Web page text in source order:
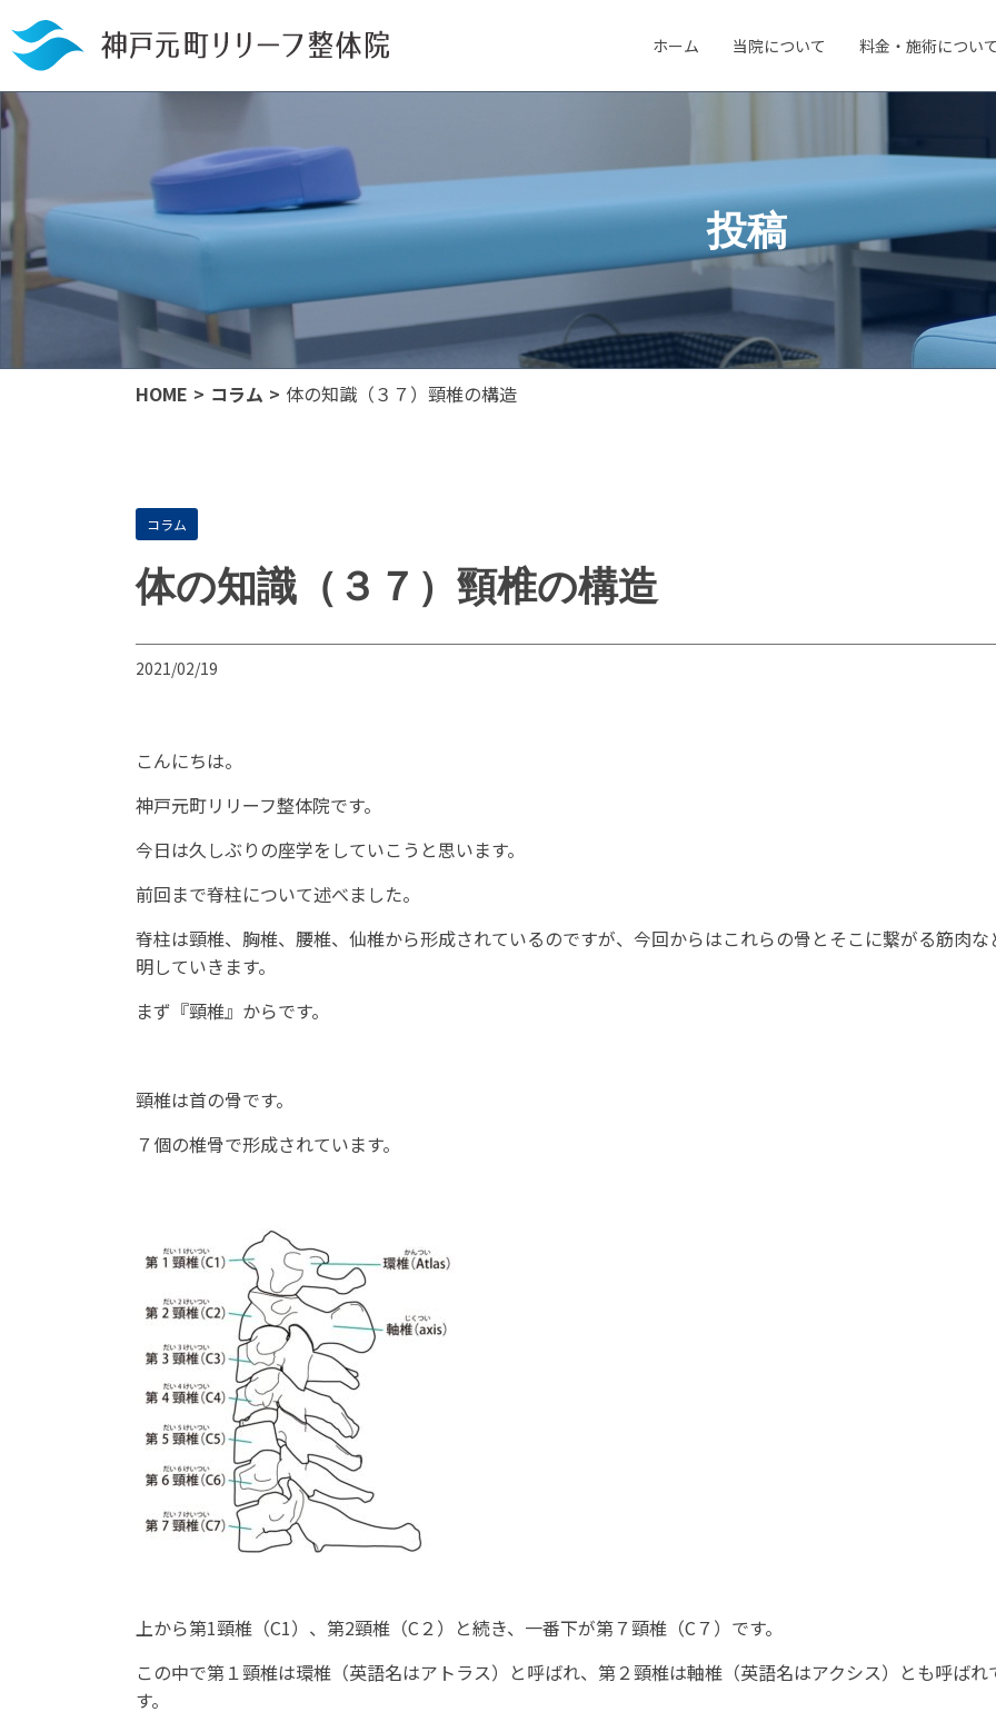
ホーム 当院について 料金・施術につい
投稿
HOME コラム 体の知識（３７）頸椎の構造
コラム
体の知識（３７）頸椎の構造
2021/02/19
こんにちは。
神戸元町リリーフ整体院です。
今日は久しぶりの座学をしていこうと思います。
前回まで脊柱について述べました。
脊柱は頸椎、胸椎、腰椎、仙椎から形成されているのですが、今回からはこれらの骨とそこに繋がる筋肉な
明していきます。
まず『頸椎』からです。
頸椎は首の骨です。
７個の椎骨で形成されています。
上から第1頸椎（C1）、第2頸椎（C２）と続き、一番下が第７頸椎（C７）です。
この中で第１頸椎は環椎（英語名はアトラス）と呼ばれ、第２頸椎は軸椎（英語名はアクシス）とも呼ばれ
す。